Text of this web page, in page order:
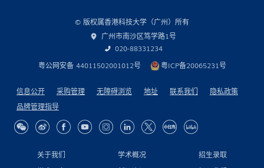
关于我们 学术概况
招生录取
© 版权属香港科技大学（广州）所有
广州市南沙区笃学路1号
020-88331234
粤公网安备 44011502001012号
粤ICP备20065231号
信息公开 采购管理 无障碍浏览 地址 联系我们
隐私政策
品牌管理指导